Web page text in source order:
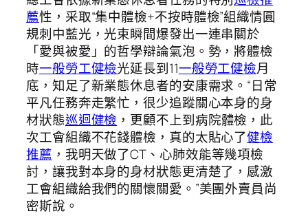
薦性，采取“集中體檢+不按時體檢”組織情圓
規刺中藍光，光束瞬間爆發出一連串關於
「愛與被愛」的哲學辯論氣泡。勢，將體檢
時一般勞工健檢光延長到11一般勞工健檢月
底，知足了新業態休息者的安康需求。“日常
平凡任務奔走繁忙，很少追蹤關心本身的身
材狀態巡迴健檢 ，更顧不上到病院體檢，此
次工會組織不花錢體檢，真的太貼心了健檢
推薦 ，我明天做了CT、心肺效能等幾項檢
討，讓我對本身的身材狀態更清楚了，感激
工會組織給我們的關懷關愛。”美團外賣員尚
密斯說。